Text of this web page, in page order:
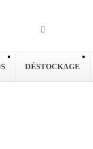
DÉSTOCKAGE